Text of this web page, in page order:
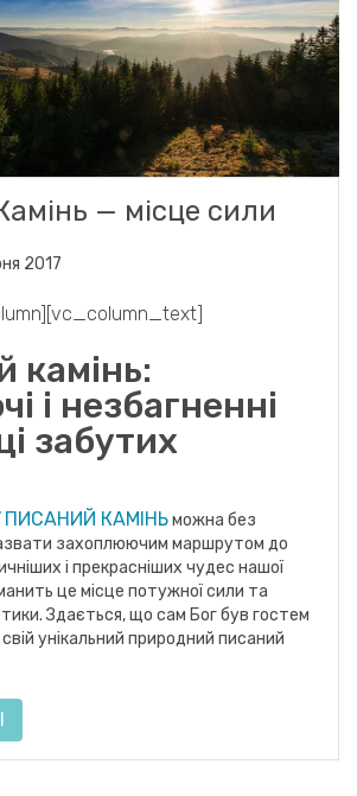
— місце сили
2017
камінь:
і незбагненні
забутих
ПИСАНИЙ КАМІНЬможна без
захоплюючим маршрутом до
і прекрасніших чудес нашої
це місце потужної сили та
Здається, що сам Бог був гостем
унікальний природний писаний